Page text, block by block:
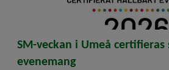
2026-03-23
SM-veckan i Umeå
evenemang